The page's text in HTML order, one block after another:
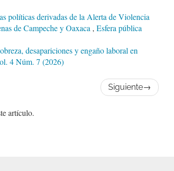
políticas derivadas de la Alerta de Violencia
de Campeche y Oaxaca , Esfera pública
desapariciones y engaño laboral en
4 Núm. 7 (2026)
Siguiente→
artículo.